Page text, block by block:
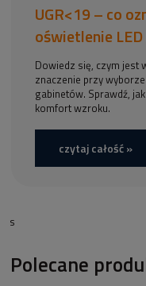
UGR<19 – co
oświetlenie
Dowiedz się, czym jest
znaczenie przy
gabinetów. Sprawdź,
komfort wzroku.
czytaj całość »
s
Polecane